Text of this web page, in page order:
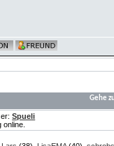
Gehe
Spueli